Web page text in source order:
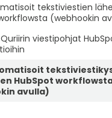
tekstiviestien
(webhookin
viestipohjat
HubSpot
avulla)